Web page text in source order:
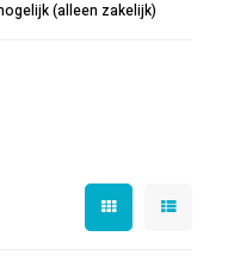
(alleen zakelijk)